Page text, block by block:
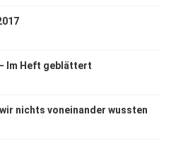
Im Heft geblättert
nichts voneinander wussten